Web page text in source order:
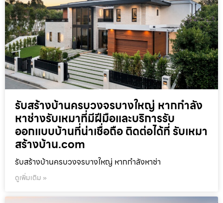
รับสร้างบ้านครบวงจรบางใหญ่ หากกำลัง
หาช่างรับเหมาที่มีฝีมือและบริการรับ
ออกแบบบ้านที่น่าเชื่อถือ ติดต่อได้ที่ รับเหมา
สร้างบ้าน.com
รับสร้างบ้านครบวงจรบางใหญ่ หากกำลังหาช่า
ดูเพิ่มเติม »